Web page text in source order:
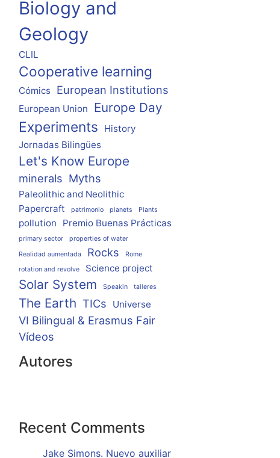
Biology and
Geology
CLIL
Cooperative learning
Cómics European Institutions
European Union Europe Day
Experiments
History
Jornadas Bilingües
Let's Know Europe
minerals Myths
Paleolithic and Neolithic
Papercraft
patrimonio planets Plants
pollution Premio Buenas Prácticas
primary sector
properties of water
Realidad aumentada
Rocks
Rome
rotation and revolve
Science project
Solar System Speakin talleres
The Earth TICs Universe
VI Bilingual & Erasmus Fair
Vídeos
Autores
Recent Comments
Jake Simons. Nuevo auxiliar